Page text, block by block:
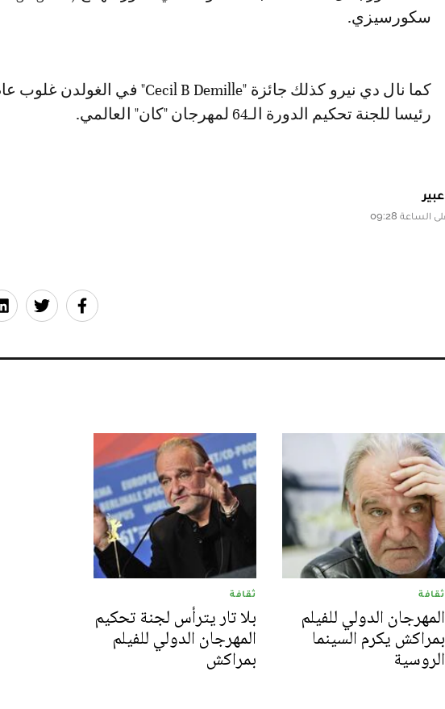
سكورسيزي.
رئيسا للجنة تحكيم الدورة الـ64 لمهرجان "كان" العالمي.
عبير
ثقافة
المهرجان الدولي للفيلم
بمراكش يكرم السينما
الروسية
ثقافة
بلا تار يترأس لجنة تحكيم
المهرجان الدولي للفيلم
بمراكش